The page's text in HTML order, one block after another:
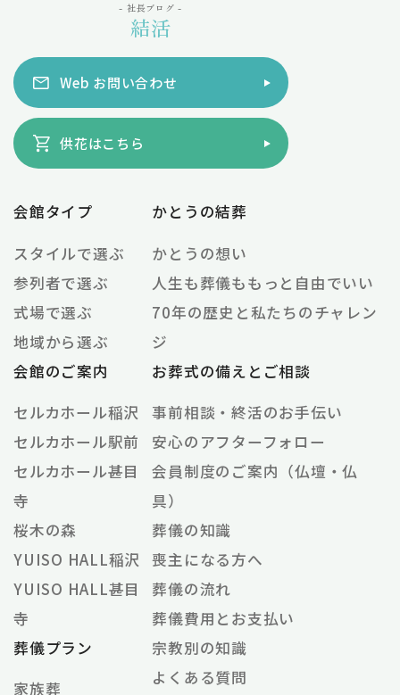
- 社長ブログ -
結活
Web お問い合わせ
供花はこちら
会館タイプ
スタイルで選ぶ
参列者で選ぶ
式場で選ぶ
地域から選ぶ
会館のご案内
セルカホール稲沢
セルカホール駅前
セルカホール甚目
寺
桜木の森
YUISO HALL稲沢
YUISO HALL甚目
寺
葬儀プラン
家族葬
かとうの結葬
かとうの想い
人生も葬儀ももっと自由でいい
70年の歴史と私たちのチャレン
ジ
お葬式の備えとご相談
事前相談・終活のお手伝い
安心のアフターフォロー
会員制度のご案内（仏壇・仏
具）
葬儀の知識
喪主になる方へ
葬儀の流れ
葬儀費用とお支払い
宗教別の知識
よくある質問